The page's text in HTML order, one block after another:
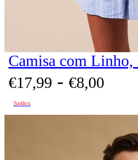
Camisa com
€17,99 - €8,00
Saldos